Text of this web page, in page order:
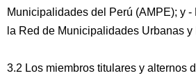
Municipalidades del Perú (AMPE); y
la Red de Municipalidades Urbanas
3.2 Los miembros titulares y alternos